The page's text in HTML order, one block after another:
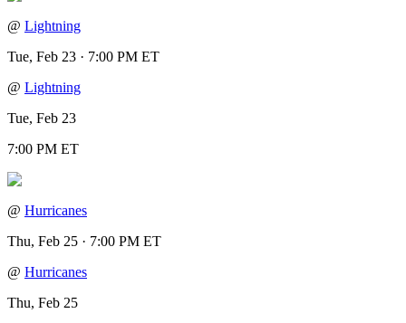
@ Lightning
Tue, Feb 23 · 7:00 PM ET
@ Lightning
Tue, Feb 23
7:00 PM ET
@ Hurricanes
Thu, Feb 25 · 7:00 PM ET
@ Hurricanes
Thu, Feb 25